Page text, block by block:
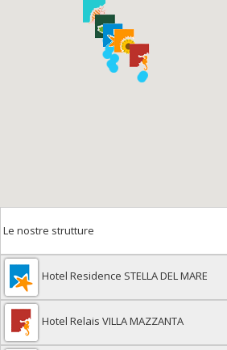
Le nostre strutture
Hotel Residence STELLA DEL MARE
Hotel Relais VILLA MAZZANTA